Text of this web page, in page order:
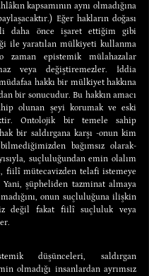
kapsamının aynı olmadığına
Eğer hakların doğası
daha önce işaret ettiğim gibi
ile yaratılan mülkiyeti kullanma
zaman epistemik mülahazalar
veya değiştiremezler. İddia
hakkı bir mülkiyet hakkına
bir sonucudur. Bu hakkın amacı
olunan şeyi korumak ve eski
Ontolojik bir temele sahip
bir saldırgana karşı -onun kim
bağımsız olarak-
suçluluğundan emin olalım
fiilî mütecavizden telafi istemeye
Yani, şüpheliden tazminat almaya
onun suçluluğuna ilişkin
değil fakat fiilî suçluluk veya
düşünceleri, saldırgan
olmadığı insanlardan ayrımsız